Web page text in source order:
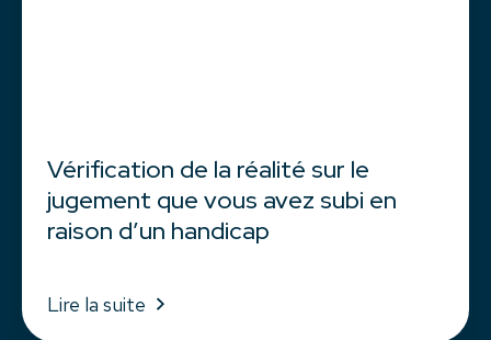
Vérification de la réalité sur le
jugement que vous avez subi en
raison d’un handicap
Lire la suite